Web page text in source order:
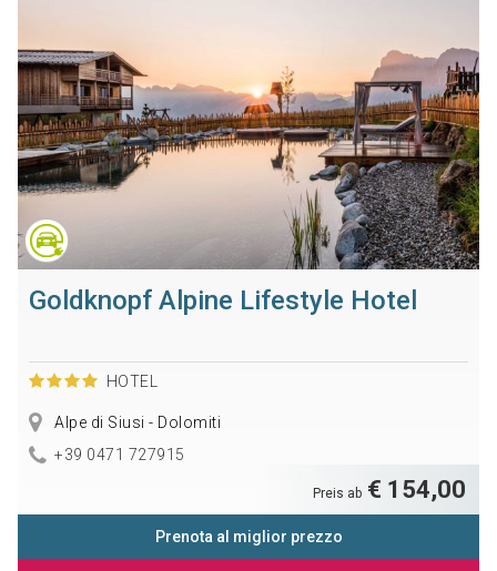
Goldknopf Alpine Lifestyle Hotel
HOTEL
Alpe di Siusi - Dolomiti
+39 0471 727915
Preis ab € 154,00
Prenota al miglior prezzo